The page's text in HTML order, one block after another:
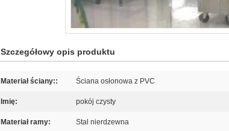
Szczegółowy opis produktu
Materiał ściany:: Ściana osłonowa z PVC
Imię: pokój czysty
Materiał ramy: Stal nierdzewna